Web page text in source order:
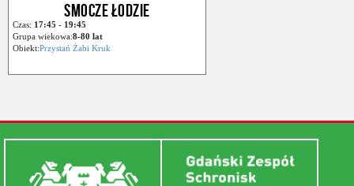
SMOCZE ŁODZIE
Czas: 17:45 - 19:45
Grupa wiekowa:8-80 lat
Obiekt:Przystań Żabi Kruk